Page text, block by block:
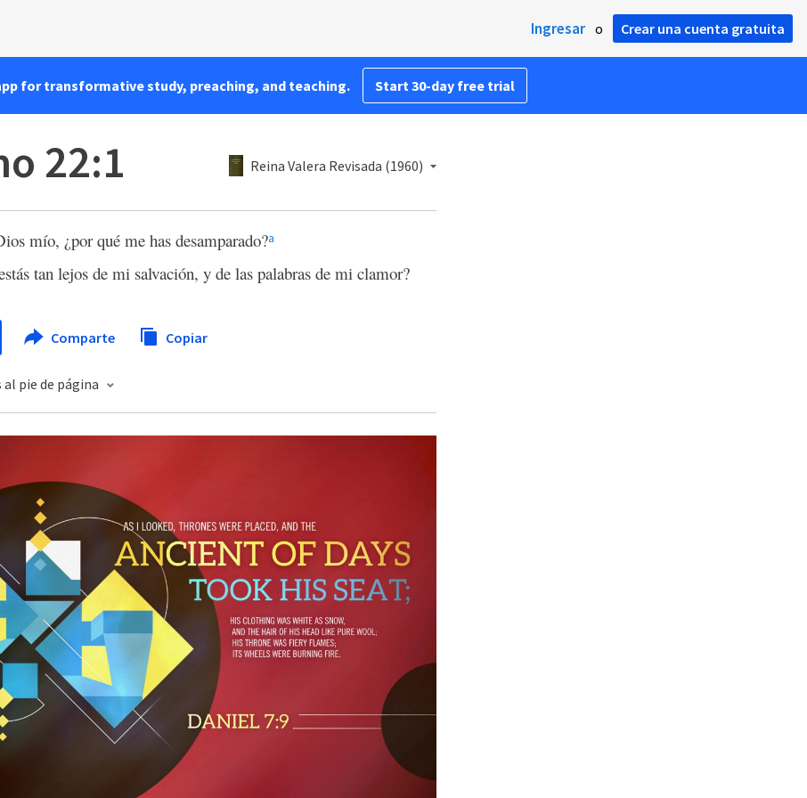
Ingresar o Crear una cuenta gratuita
for transformative study, preaching, and teaching. Start 30-day free trial
22:1 Reina Valera Revisada (1960)
mío, ¿por qué me has desamparado?a
tan lejos de mi salvación, y de las palabras de mi clamor?
Comparte Copiar
pie de página